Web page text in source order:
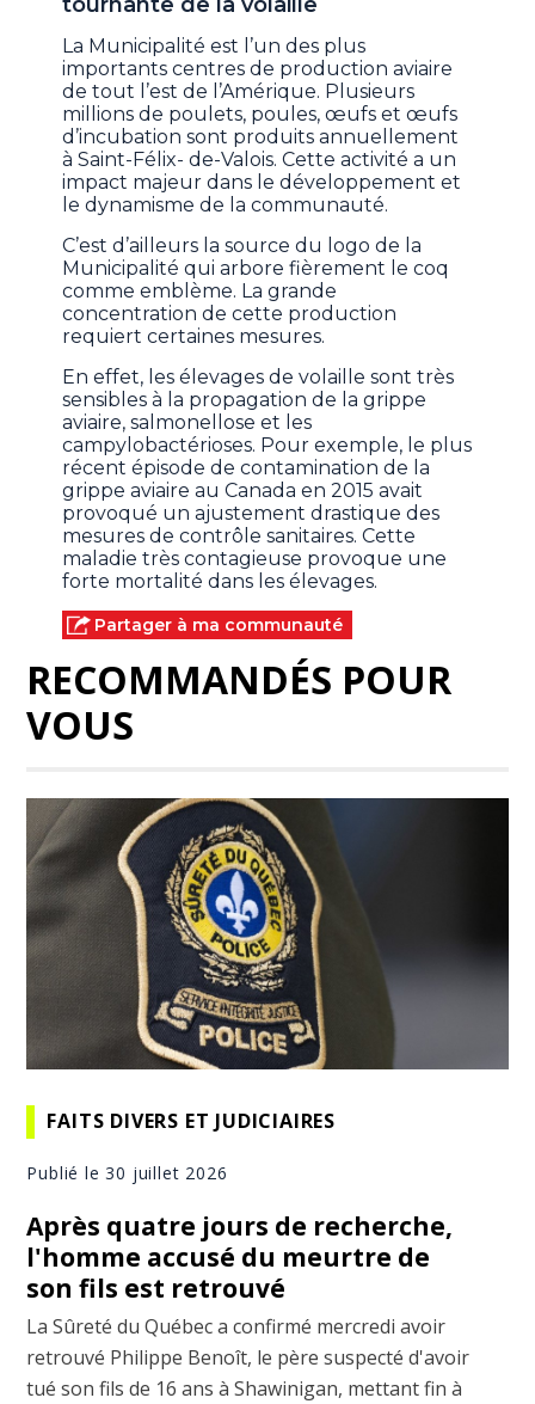
La Municipalité est l’un des plus
importants centres de production aviaire
de tout l’est de l’Amérique. Plusieurs
millions de poulets, poules, œufs et œufs
d’incubation sont produits annuellement
à Saint-Félix- de-Valois. Cette activité a un
impact majeur dans le développement et
le dynamisme de la communauté.
C’est d’ailleurs la source du logo de la
Municipalité qui arbore fièrement le coq
comme emblème. La grande
concentration de cette production
requiert certaines mesures.
En effet, les élevages de volaille sont très
sensibles à la propagation de la grippe
aviaire, salmonellose et les
campylobactérioses. Pour exemple, le plus
récent épisode de contamination de la
grippe aviaire au Canada en 2015 avait
provoqué un ajustement drastique des
mesures de contrôle sanitaires. Cette
maladie très contagieuse provoque une
forte mortalité dans les élevages.
Partager à ma communauté
RECOMMANDÉS POUR
VOUS
FAITS DIVERS ET JUDICIAIRES
Publié le 30 juillet 2026
Après quatre jours de recherche,
l'homme accusé du meurtre de
son fils est retrouvé
La Sûreté du Québec a confirmé mercredi avoir
retrouvé Philippe Benoît, le père suspecté d'avoir
tué son fils de 16 ans à Shawinigan, mettant fin à